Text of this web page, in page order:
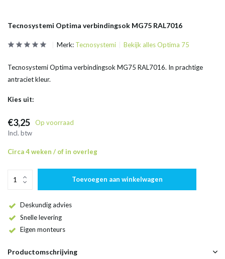
Tecnosystemi Optima verbindingsok MG75 RAL7016
Merk: Tecnosystemi Bekijk alles Optima 75
Tecnosystemi Optima verbindingsok MG75 RAL7016. In prachtige
antraciet kleur.
Kies uit:
€3,25
Op voorraad
Incl. btw
Circa 4 weken / of in overleg
Toevoegen aan winkelwagen
Deskundig advies
Snelle levering
Eigen monteurs
Productomschrijving